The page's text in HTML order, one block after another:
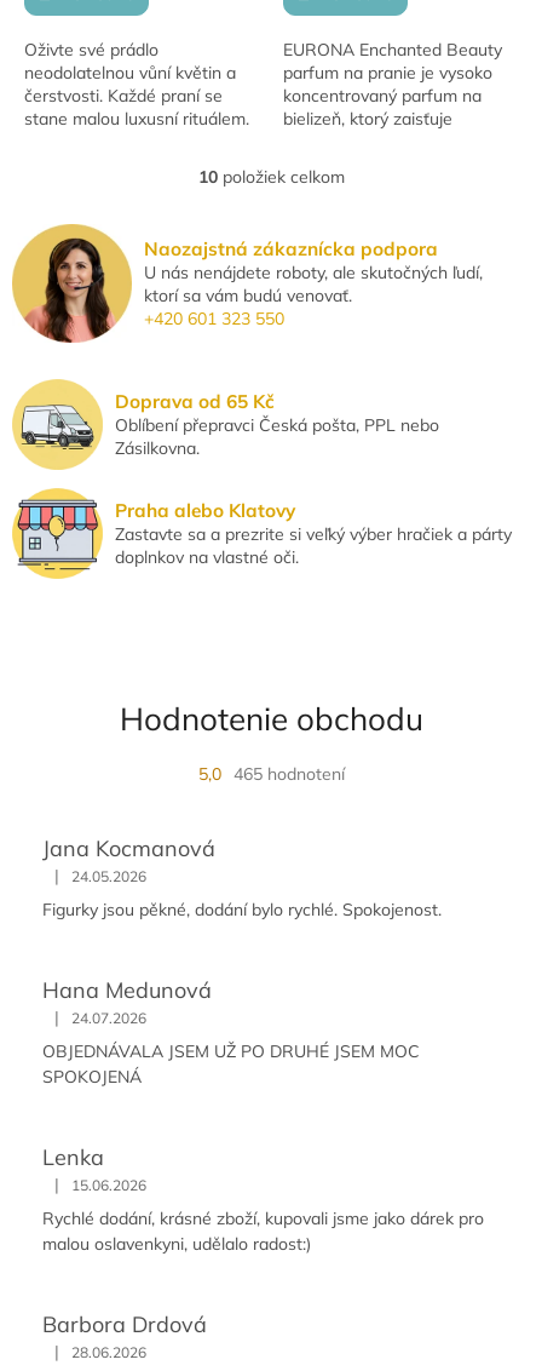
Oživte své prádlo
neodolatelnou vůní květin a
čerstvosti. Každé praní se
stane malou luxusní rituálem.
EURONA Enchanted Beauty
parfum na pranie je vysoko
koncentrovaný parfum na
bielizeň, ktorý zaisťuje
aj po sušení v sušičke. Vhodný
pre väčšinu...
O
á
d
a
c
p
r
v
v
ý
p
10položiek celkom
Naozajstná zákaznícka podpora
U nás nenájdete roboty, ale skutočných ľudí,
ktorí sa vám budú venovať.
+420 601 323 550
Doprava od 65 Kč
Oblíbení přepravci Česká pošta, PPL nebo
Zásilkovna.
Praha alebo Klatovy
Zastavte sa a prezrite si veľký výber hračiek a párty
doplnkov na vlastné oči.
Hodnotenie obchodu
5,0 465 hodnotení
Jana Kocmanová
| 24.05.2026
Figurky jsou pěkné, dodání bylo rychlé. Spokojenost.
Hana Medunová
| 24.07.2026
OBJEDNÁVALA JSEM UŽ PO DRUHÉ JSEM MOC
SPOKOJENÁ
Lenka
| 15.06.2026
Rychlé dodání, krásné zboží, kupovali jsme jako dárek pro
malou oslavenkyni, udělalo radost:)
Barbora Drdová
| 28.06.2026